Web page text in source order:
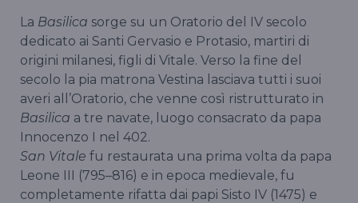
La Basilica sorge su un Oratorio del IV secolo
dedicato ai Santi Gervasio e Protasio, martiri di
origini milanesi, figli di Vitale. Verso la fine del
secolo la pia matrona Vestina lasciava tutti i suoi
averi all’Oratorio, che venne così ristrutturato in
Basilica a tre navate, luogo consacrato da papa
Innocenzo I nel 402.
San Vitale fu restaurata una prima volta da papa
Leone III (795–816) e in epoca medievale, fu
completamente rifatta dai papi Sisto IV (1475) e